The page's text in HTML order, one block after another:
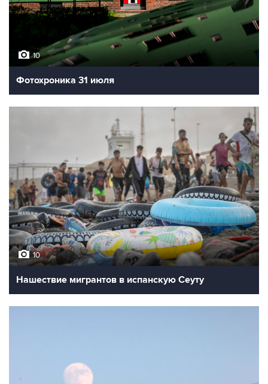
10
Фотохроника 31 июля
10
Нашествие мигрантов в испанскую Сеуту